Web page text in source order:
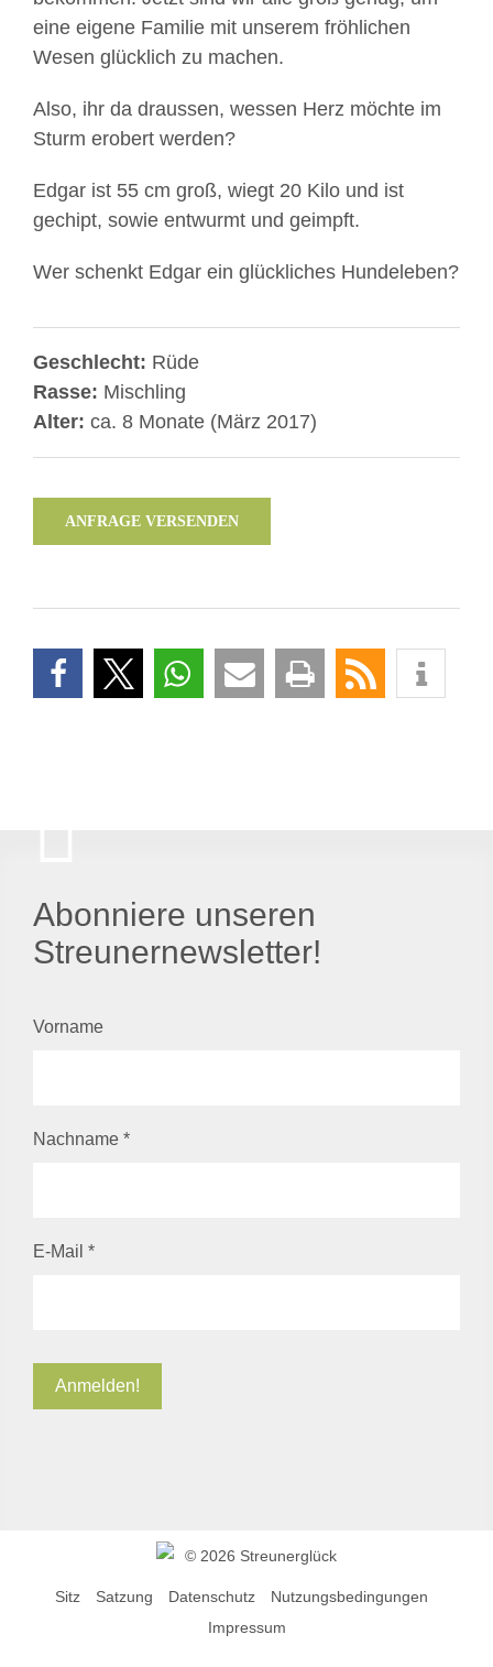
eine eigene Familie mit unserem fröhlichen
Wesen glücklich zu machen.
Also, ihr da draussen, wessen Herz möchte im
Sturm erobert werden?
Edgar ist 55 cm groß, wiegt 20 Kilo und ist
gechipt, sowie entwurmt und geimpft.
Wer schenkt Edgar ein glückliches Hundeleben?
Geschlecht: Rüde
Rasse: Mischling
Alter: ca. 8 Monate (März 2017)
ANFRAGE VERSENDEN
Abonniere unseren
Streunernewsletter!
Vorname
Nachname *
E-Mail *
© 2026 Streunerglück
Sitz Satzung Datenschutz
Nutzungsbedingungen
Impressum